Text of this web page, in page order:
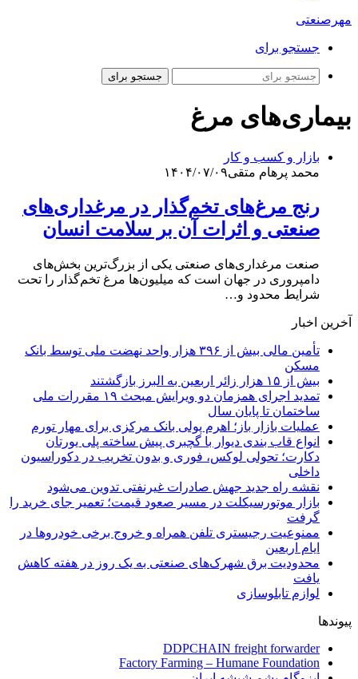
مهرصنعتی
جستجو برای
جستجو برای
بیماری‌های مرغ
بازار و کسب و کار
محمد پرهام متقی۱۴۰۴/۰۷/۰۹
رنج مرغ‌های تخم‌گذار در مرغداری‌های
صنعتی و اثرات آن بر سلامت انسان
صنعت مرغداری‌های صنعتی یکی از بزرگ‌ترین بخش‌های
دامپروری در جهان است که میلیون‌ها مرغ تخم‌گذار را تحت
شرایط محدود و…
آخرین اخبار
تأمین مالی بیش از ۳۹۶ هزار واحد نهضت ملی توسط بانک
مسکن
بیش از ۱۵ هزار زائر اربعین به البرز بازگشتند
تمدید اجرای همزمان دو ویرایش مبحث ۱۹ مقررات ملی
ساختمان تا پایان سال
عملیات بازار باز؛ اهرم پولی بانک مرکزی برای مهار تورم
انواع قاب بندی دیوار با گچبری پیش ساخته پلی یورتان
دکارت؛ تحولی لوکس، فوری و بدون تخریب در دکوراسیون
داخلی
نقشه راه جدید جهش صادرات غیرنفتی تدوین می‌شود
بازار موتورسیکلت در مسیر صعود قیمت؛ تعمیر جای خرید را
گرفت
ممنوعیت رجیستری تلفن همراه و خروج برخی خودروها در
ایام اربعین
محدودیت برق شهرک‌های صنعتی به یک روز در هفته کاهش
یافت
لوازم تابلوسازی
پیوندها
DDPCHAIN freight forwarder
Factory Farming – Humane Foundation